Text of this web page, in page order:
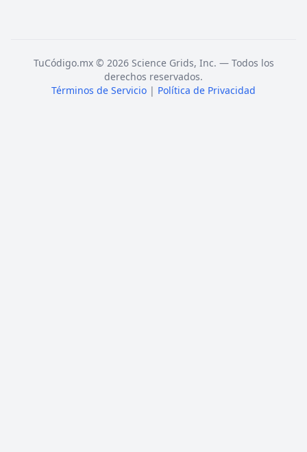
TuCódigo.mx © 2026 Science Grids, Inc. — Todos los
derechos reservados.
Términos de Servicio | Política de Privacidad